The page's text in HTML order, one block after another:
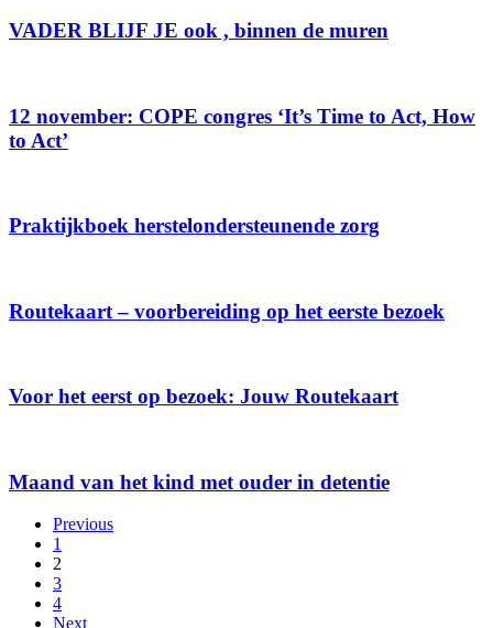
VADER BLIJF JE ook , binnen de muren
12 november: COPE congres ‘It’s Time to Act, How
to Act’
Praktijkboek herstelondersteunende zorg
Routekaart – voorbereiding op het eerste bezoek
Voor het eerst op bezoek: Jouw Routekaart
Maand van het kind met ouder in detentie
Previous
1
2
3
4
Next